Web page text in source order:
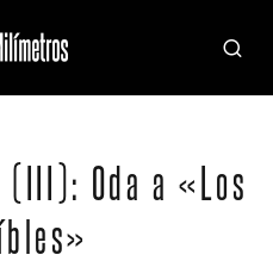
Oda a «Los